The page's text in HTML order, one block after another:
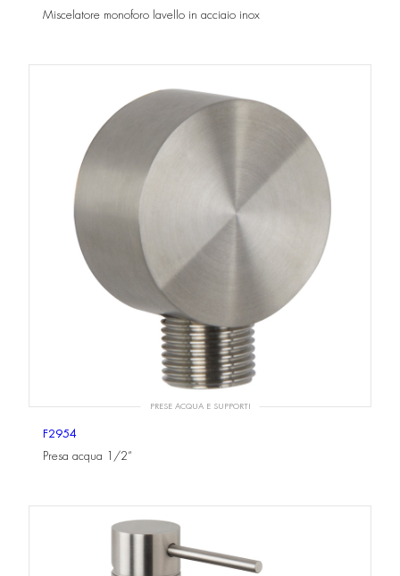
Miscelatore monoforo lavello in acciaio inox
PRESE ACQUA E SUPPORTI
F2954
Presa acqua 1/2”